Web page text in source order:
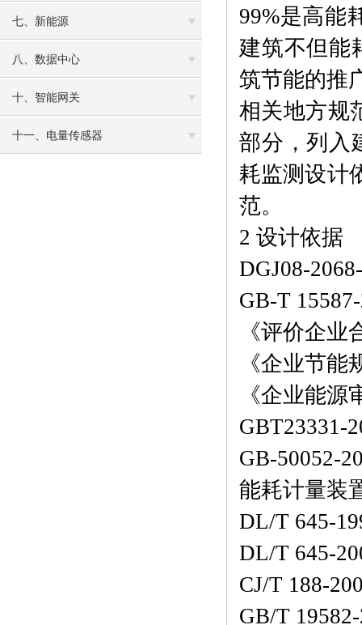
七、新能源
八、数据中心
十、智能网关
十一、电量传感器
99%是高能
建筑不但能
筑节能的推
相关地方规
部分，列入
耗监测设计
范。
2 设计依据
DGJ08-
GB-T
《评价企
《企业节能
《企业能
GBT23331-
GB-50052-
能耗计量装
DL/T 645-
DL/T 645-
CJ/T 188-
GB/T